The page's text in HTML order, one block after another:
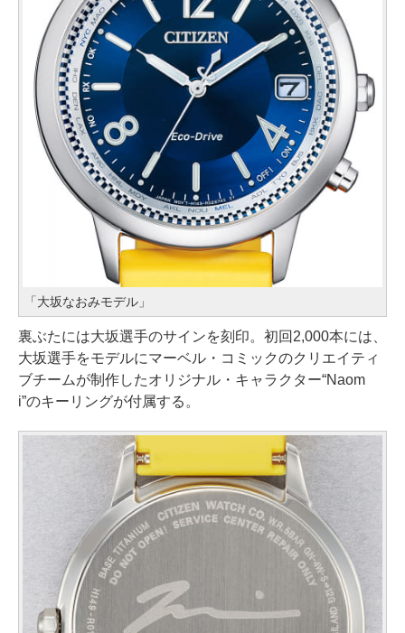
「大坂なおみモデル」
裏ぶたには大坂選手のサインを刻印。初回2,000本には、
大坂選手をモデルにマーベル・コミックのクリエイティ
ブチームが制作したオリジナル・キャラクター“Naom
i”のキーリングが付属する。